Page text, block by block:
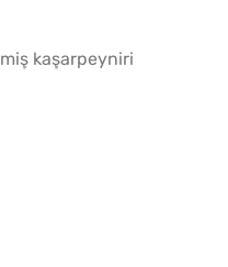
kaşarpeyniri